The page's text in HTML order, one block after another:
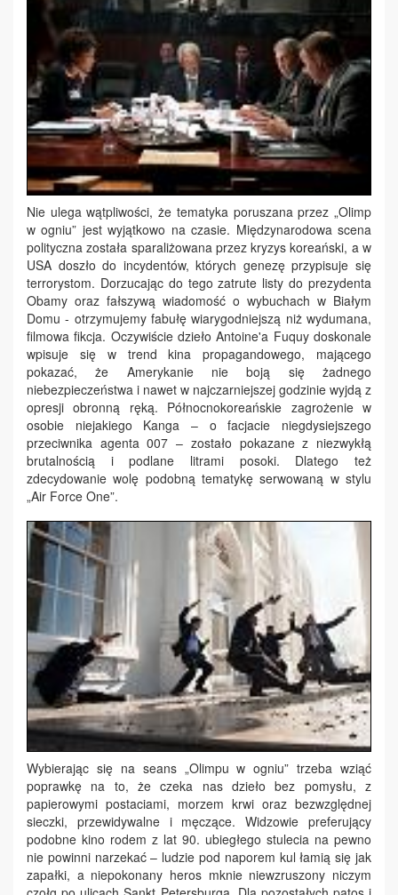
Nie ulega wątpliwości, że tematyka poruszana przez „Olimp
w ogniu” jest wyjątkowo na czasie. Międzynarodowa scena
polityczna została sparaliżowana przez kryzys koreański, a w
USA doszło do incydentów, których genezę przypisuje się
terrorystom. Dorzucając do tego zatrute listy do prezydenta
Obamy oraz fałszywą wiadomość o wybuchach w Białym
Domu - otrzymujemy fabułę wiarygodniejszą niż wydumana,
filmowa fikcja. Oczywiście dzieło Antoine'a Fuquy doskonale
wpisuje się w trend kina propagandowego, mającego
pokazać, że Amerykanie nie boją się żadnego
niebezpieczeństwa i nawet w najczarniejszej godzinie wyjdą z
opresji obronną ręką. Północnokoreańskie zagrożenie w
osobie niejakiego Kanga – o facjacie niegdysiejszego
przeciwnika agenta 007 – zostało pokazane z niezwykłą
brutalnością i podlane litrami posoki. Dlatego też
zdecydowanie wolę podobną tematykę serwowaną w stylu
„Air Force One”.
Wybierając się na seans „Olimpu w ogniu” trzeba wziąć
poprawkę na to, że czeka nas dzieło bez pomysłu, z
papierowymi postaciami, morzem krwi oraz bezwzględnej
sieczki, przewidywalne i męczące. Widzowie preferujący
podobne kino rodem z lat 90. ubiegłego stulecia na pewno
nie powinni narzekać – ludzie pod naporem kul łamią się jak
zapałki, a niepokonany heros mknie niewzruszony niczym